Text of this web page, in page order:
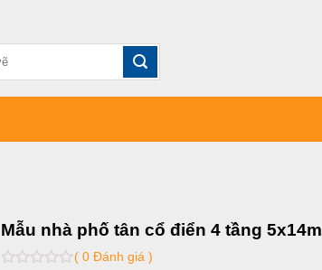
Mẫu nhà phố tân cổ điển 4 tầng 5x14m
( 0 Đánh giá )